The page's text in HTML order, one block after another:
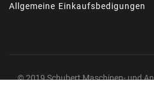
Allgemeine Einkaufsbedigungen
© 2019 Schubert Maschinen- und